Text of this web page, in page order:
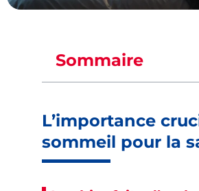
Sommaire
L’importance
sommeil pour la